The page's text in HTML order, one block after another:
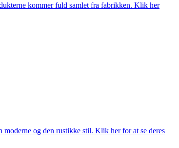
kommer fuld samlet fra fabrikken. Klik her
og den rustikke stil. Klik her for at se deres